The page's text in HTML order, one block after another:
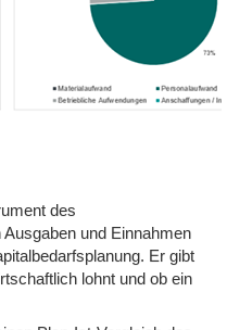
des
und Einnahmen
Er gibt
lohnt und ob ein